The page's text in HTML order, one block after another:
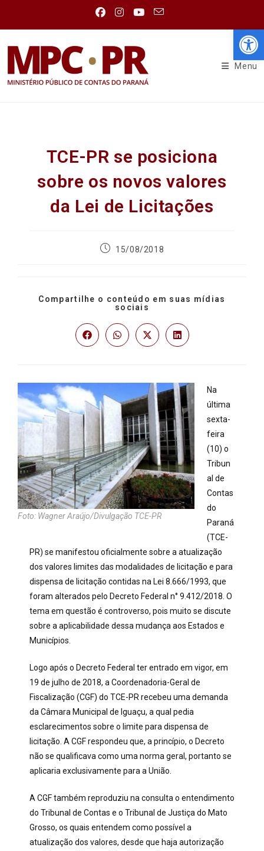
Menu
TCE-PR se posiciona
sobre os novos valores
da Lei de Licitações
15/08/2018
Compartilhe o conteúdo em suas mídias
sociais
Foto: Wagner Araújo/Divulgação TCE-PR
Na
última
sexta-
feira
(10) o
Tribun
al de
Contas
do
Paraná
(TCE-
PR) se manifestou oficialmente sobre a atualização
dos valores limites das modalidades de licitação e para
dispensa de licitação contidas na Lei 8.666/1993, que
foram alterados pelo Decreto Federal n° 9.412/2018. O
tema em questão é controverso, pois muito se discute
sobre a aplicabilidade dessa mudança aos Estados e
Municípios.
Logo após o Decreto Federal ter entrado em vigor, em
19 de julho de 2018, a Coordenadoria-Geral de
Fiscalização (CGF) do TCE-PR recebeu uma demanda
da Câmara Municipal de Iguaçu, a qual pedia
esclarecimentos sobre o limite para dispensa de
licitação. A CGF respondeu que, a princípio, o Decreto
não se qualificava como uma norma geral, portanto se
aplicaria exclusivamente para a União.
A CGF também reproduziu na consulta o entendimento
do Tribunal de Contas e o Tribunal de Justiça do Mato
Grosso, os quais entendem como possível a
atualização dos valores, desde que haja autorização